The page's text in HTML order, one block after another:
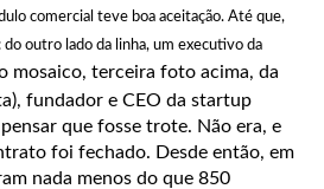
comercial teve boa aceitação. Até que,
outro lado da linha, um executivo da
mosaico, terceira foto acima, da
fundador e CEO da startup
que fosse trote. Não era, e
foi fechado. Desde então, em
nada menos do que 850